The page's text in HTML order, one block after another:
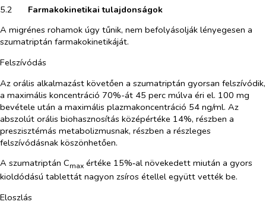
5.2​
Farmakokinetikai tulajdonságok
A migrénes rohamok úgy tűnik, nem befolyásolják lényegesen a
szumatriptán farmakokinetikáját.
Felszívódás
Az orális alkalmazást követően a szumatriptán gyorsan felszívódik,
a maximális koncentráció 70%-át 45 perc múlva éri el. 100 mg
bevétele után a maximális plazmakoncentráció 54 ng/ml. Az
abszolút orális biohasznosítás középértéke 14%, részben a
preszisztémás metabolizmusnak, részben a részleges
felszívódásnak köszönhetően.
A szumatriptán Cmax értéke 15%‑al növekedett miután a gyors
kioldódású tablettát nagyon zsíros étellel együtt vették be.
Eloszlás